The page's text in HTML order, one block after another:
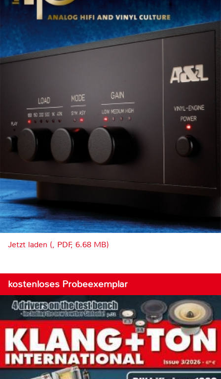
Jetzt laden (, PDF, 6.68 MB)
kostenloses Probeexemplar